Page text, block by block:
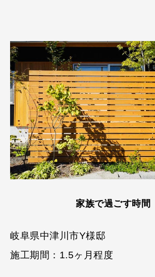
家族で過ごす時間
岐阜県中津川市Y様邸
施工期間：1.5ヶ月程度